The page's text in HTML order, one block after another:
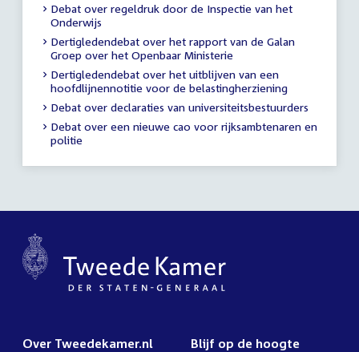
Debat over regeldruk door de Inspectie van het
Onderwijs
Dertigledendebat over het rapport van de Galan
Groep over het Openbaar Ministerie
Dertigledendebat over het uitblijven van een
hoofdlijnennotitie voor de belastingherziening
Debat over declaraties van universiteitsbestuurders
Debat over een nieuwe cao voor rijksambtenaren en
politie
Over Tweedekamer.nl Blijf op de hoogte